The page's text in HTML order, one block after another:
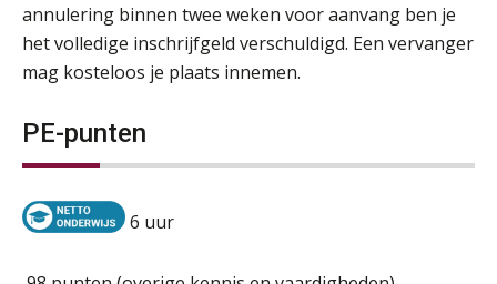
annulering binnen twee weken voor aanvang ben je
het volledige inschrijfgeld verschuldigd. Een vervanger
mag kosteloos je plaats innemen.
PE-punten
6 uur